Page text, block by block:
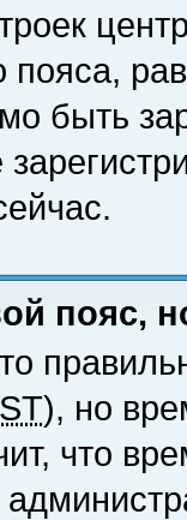
пояса,
быть
пояс,
), но
что